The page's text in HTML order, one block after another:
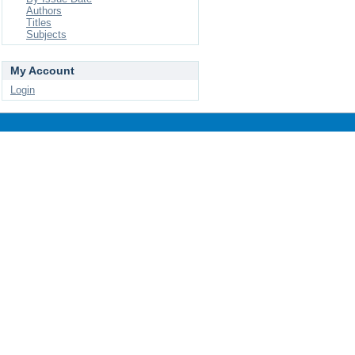
Authors
Titles
Subjects
My Account
Login